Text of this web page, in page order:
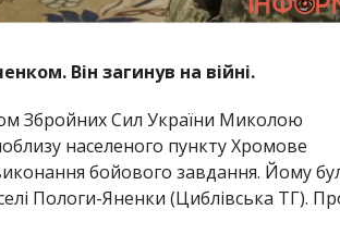
Він загинув на війні.
Збройних Сил України Миколою
населеного пункту Хромове
бойового завдання. Йому
Пологи-Яненки (Циблівська ТГ).